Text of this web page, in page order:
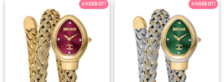
ANGEBOT! ANGEBOT!